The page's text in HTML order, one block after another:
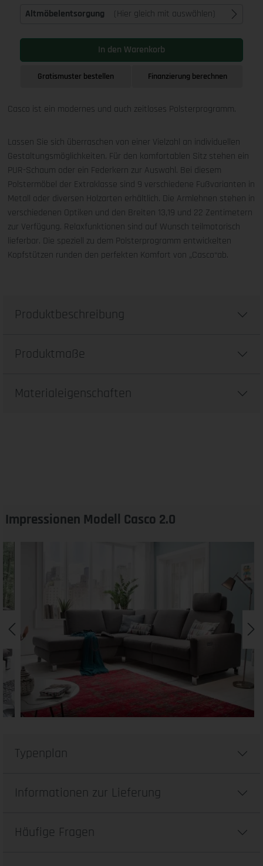
Altmöbelentsorgung (Hier gleich mit auswählen)
In den Warenkorb
Gratismuster bestellen Finanzierung berechnen
Casco ist ein modernes und auch zeitloses Polsterprogramm.
Lassen Sie sich überraschen von einer Vielzahl an individuellen
Gestaltungsmöglichkeiten. Für den komfortablen Sitz stehen ein
PUR-Schaum oder ein Federkern zur Auswahl. Bei diesem
Polstermöbel der Extraklasse sind 9 verschiedene Fußvarianten in
Metall oder diversen Holzarten erhältlich. Die Armlehnen stehen in
verschiedenen Optiken und den Breiten 13,19 und 22 Zentimetern
zur Verfügung. Relaxfunktionen sind auf Wunsch teilmotorisch
lieferbar. Die speziell zu dem Polsterprogramm entwickelten
Kopfstützen runden den perfekten Komfort von „Casco“ab.
Produktbeschreibung
Produktmaße
Materialeigenschaften
Impressionen Modell Casco 2.0
Typenplan
Informationen zur Lieferung
Häufige Fragen